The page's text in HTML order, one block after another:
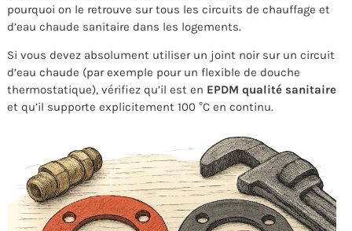
pourquoi on le retrouve sur tous les circuits de chauffage et
d’eau chaude sanitaire dans les logements.
Si vous devez absolument utiliser un joint noir sur un circuit
d’eau chaude (par exemple pour un flexible de douche
thermostatique), vérifiez qu’il est en EPDM qualité sanitaire
et qu’il supporte explicitement 100 °C en continu.